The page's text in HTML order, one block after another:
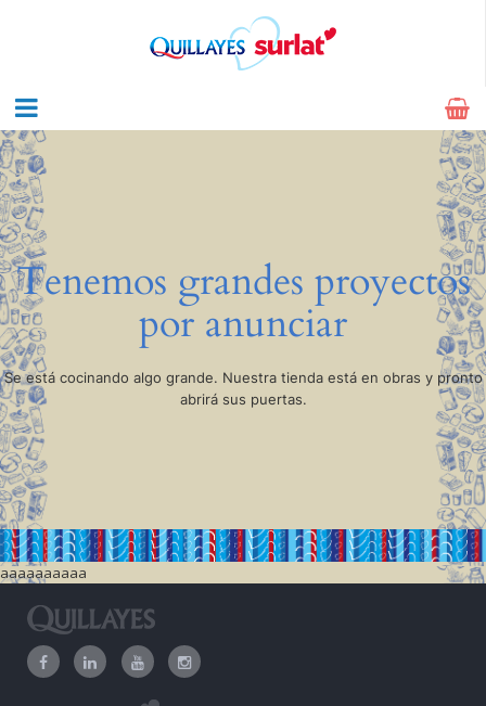
Tenemos grandes proyectos
por anunciar
Se está cocinando algo grande. Nuestra tienda está en obras y pronto
abrirá sus puertas.
aaaaaaaaaa